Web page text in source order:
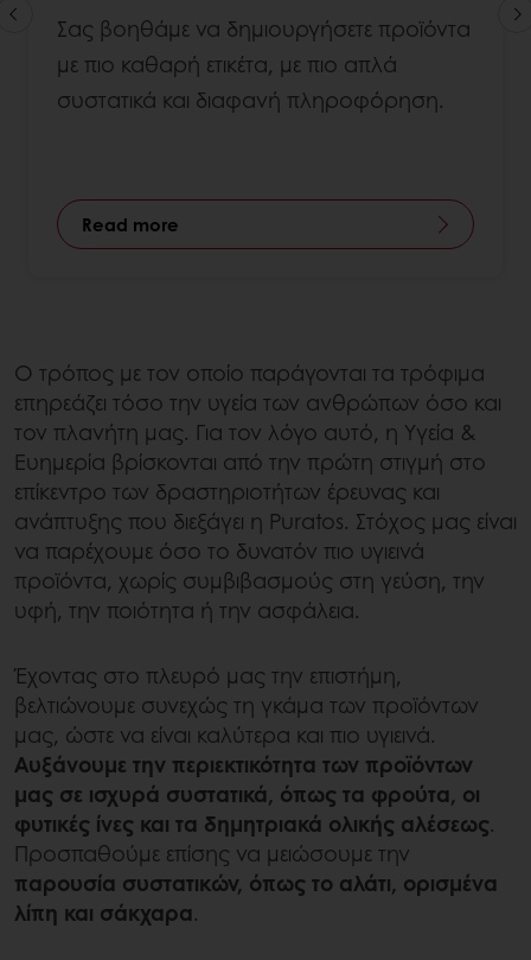
Σας βοηθάμε να δημιουργήσετε προϊόντα
με πιο καθαρή ετικέτα, με πιο απλά
συστατικά και διαφανή πληροφόρηση.
Read more
Ο τρόπος με τον οποίο παράγονται τα τρόφιμα
επηρεάζει τόσο την υγεία των ανθρώπων όσο και
τον πλανήτη μας. Για τον λόγο αυτό, η Υγεία &
Ευημερία βρίσκονται από την πρώτη στιγμή στο
επίκεντρο των δραστηριοτήτων έρευνας και
ανάπτυξης που διεξάγει η Puratos. Στόχος μας είναι
να παρέχουμε όσο το δυνατόν πιο υγιεινά
προϊόντα, χωρίς συμβιβασμούς στη γεύση, την
υφή, την ποιότητα ή την ασφάλεια.
Έχοντας στο πλευρό μας την επιστήμη,
βελτιώνουμε συνεχώς τη γκάμα των προϊόντων
μας, ώστε να είναι καλύτερα και πιο υγιεινά.
Αυξάνουμε την περιεκτικότητα των προϊόντων
μας σε ισχυρά συστατικά, όπως τα φρούτα, οι
φυτικές ίνες και τα δημητριακά ολικής αλέσεως.
Προσπαθούμε επίσης να μειώσουμε την
παρουσία συστατικών, όπως το αλάτι, ορισμένα
λίπη και σάκχαρα.